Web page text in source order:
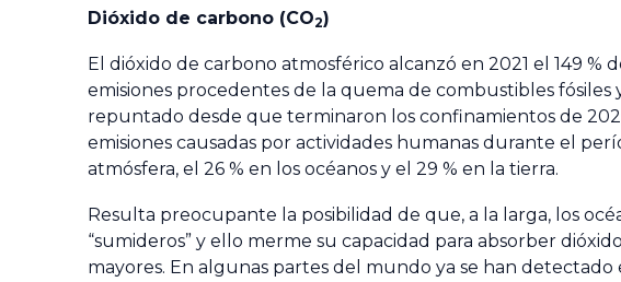
Dióxido de carbono (CO2)
El dióxido de carbono atmosférico alcanzó en 2021 el 149
emisiones procedentes de la quema de combustibles
repuntado desde que terminaron los confinamientos de
emisiones causadas por actividades humanas durante el
atmósfera, el 26 % en los océanos y el 29 % en la tierra.
Resulta preocupante la posibilidad de que, a la larga, los
“sumideros” y ello merme su capacidad para absorber
mayores. En algunas partes del mundo ya se han